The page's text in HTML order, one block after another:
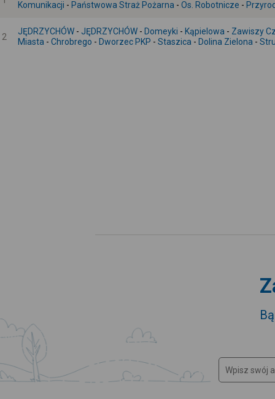
Komunikacji - Państwowa Straż Pożarna - Os. Robotnicze -
2
JĘDRZYCHÓW - JĘDRZYCHÓW - Domeyki - Kąpielowa - Zawiszy
Miasta - Chrobrego - Dworzec PKP - Staszica - Dolina Zielona -